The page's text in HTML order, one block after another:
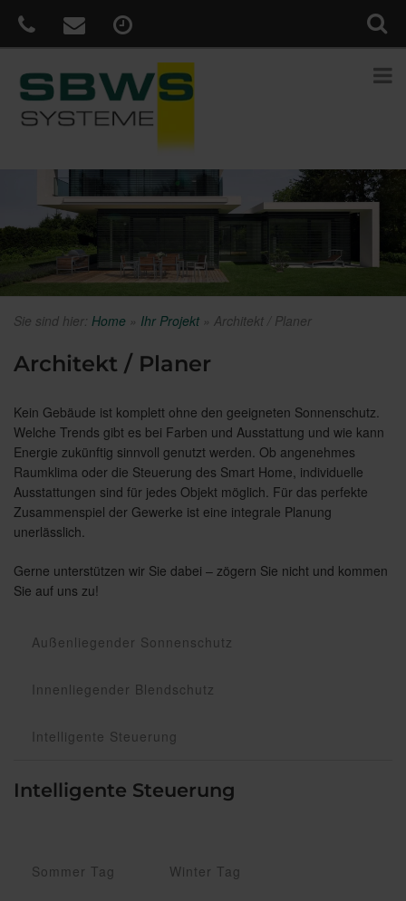
Sie sind hier: Home » Ihr Projekt » Architekt / Planer
Architekt / Planer
Kein Gebäude ist komplett ohne den geeigneten Sonnenschutz.
Welche Trends gibt es bei Farben und Ausstattung und wie kann
Energie zukünftig sinnvoll genutzt werden. Ob angenehmes
Raumklima oder die Steuerung des Smart Home, individuelle
Ausstattungen sind für jedes Objekt möglich. Für das perfekte
Zusammenspiel der Gewerke ist eine integrale Planung
unerlässlich.
Gerne unterstützen wir Sie dabei – zögern Sie nicht und kommen
Sie auf uns zu!
Außenliegender Sonnenschutz
Innenliegender Blendschutz
Intelligente Steuerung
Intelligente Steuerung
Sommer Tag Winter Tag